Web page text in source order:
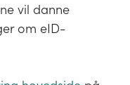
vil danne
om eID-